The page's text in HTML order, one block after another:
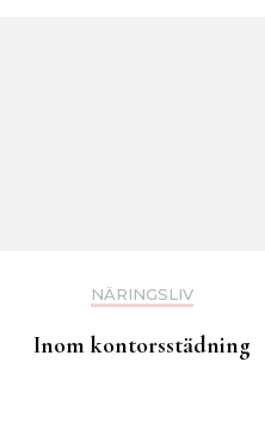
NÄRINGSLIV
Inom kontorsstädning